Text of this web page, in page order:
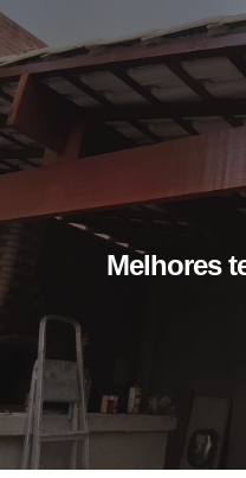
Melhores